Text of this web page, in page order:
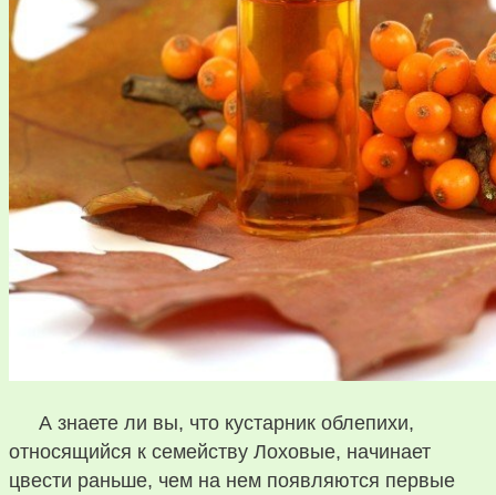
А знаете ли вы, что кустарник облепихи,
относящийся к семейству Лоховые, начинает
цвести раньше, чем на нем появляются первые